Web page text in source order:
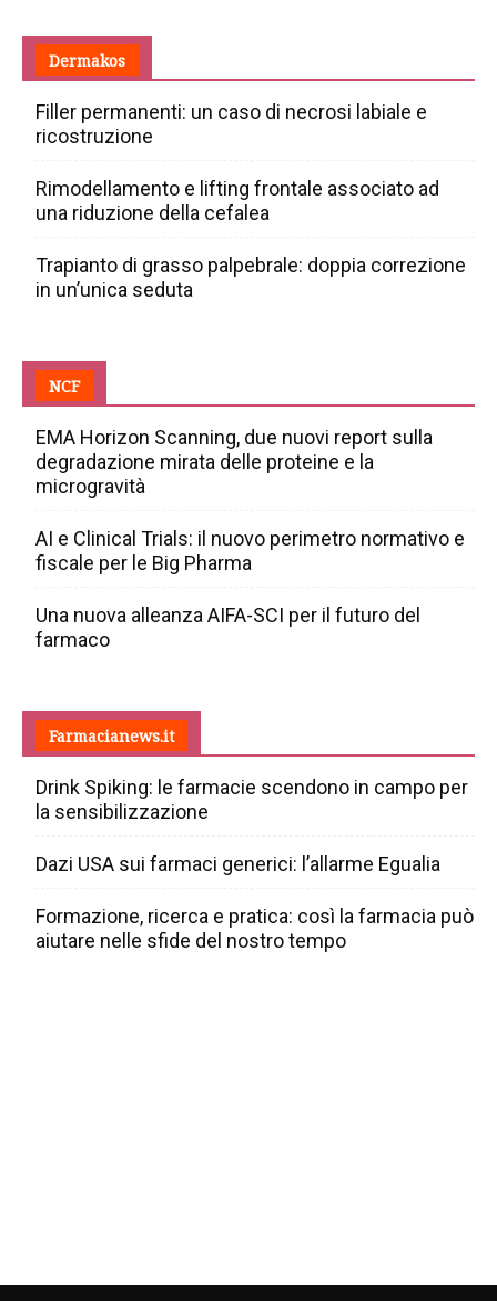
Dermakos
Filler permanenti: un caso di necrosi labiale e
ricostruzione
Rimodellamento e lifting frontale associato ad
una riduzione della cefalea
Trapianto di grasso palpebrale: doppia correzione
in un’unica seduta
NCF
EMA Horizon Scanning, due nuovi report sulla
degradazione mirata delle proteine e la
microgravità
AI e Clinical Trials: il nuovo perimetro normativo e
fiscale per le Big Pharma
Una nuova alleanza AIFA-SCI per il futuro del
farmaco
Farmacianews.it
Drink Spiking: le farmacie scendono in campo per
la sensibilizzazione
Dazi USA sui farmaci generici: l’allarme Egualia
Formazione, ricerca e pratica: così la farmacia può
aiutare nelle sfide del nostro tempo